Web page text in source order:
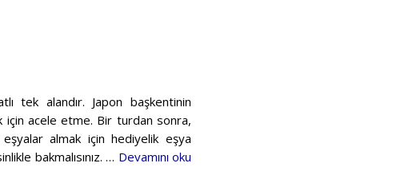
tek alandır. Japon başkentinin
için acele etme. Bir turdan sonra,
eşyalar almak için hediyelik eşya
bakmalısınız. … Devamını oku